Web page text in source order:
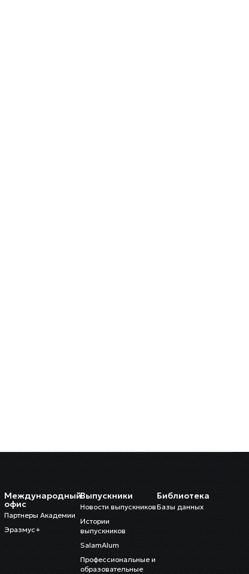
Международный
офис
Партнеры Академии
Эразмус+
Выпускники
Новости выпускников
Истории
выпускников
SalamAlum
Профессиональные и
образовательные
Библиотека
Базы данных